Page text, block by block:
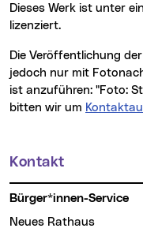
Dieses Werk ist unter
lizenziert.
Die Veröffentlichung der Bilder ist für Medien honorarfrei,
jedoch nur mit
ist anzuführen: "Foto:
bitten wir um
Weitere
Kontakt
Bürger*innen-Service
Neues Rathaus